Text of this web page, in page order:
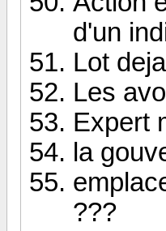
d'un
Lot
Les
Expert
la
???